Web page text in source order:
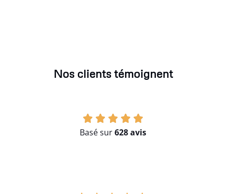
Nos clients témoignent
Basé sur628 avis